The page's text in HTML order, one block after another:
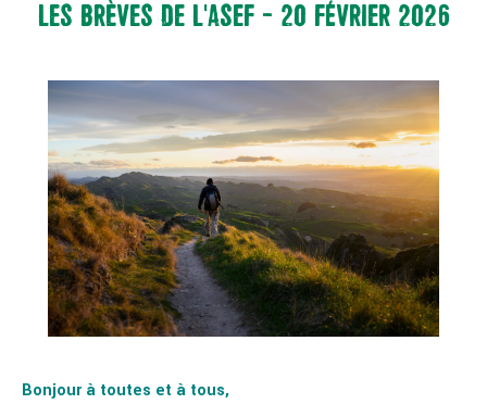
LES BRÈVES DE L'ASEF - 20 FÉVRIER 2026
Bonjour à toutes et à tous,